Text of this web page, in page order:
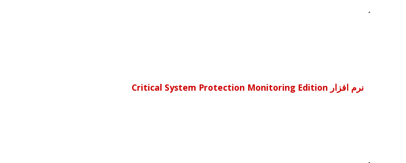
نرم افزار Critical System Protection Monitoring Edition